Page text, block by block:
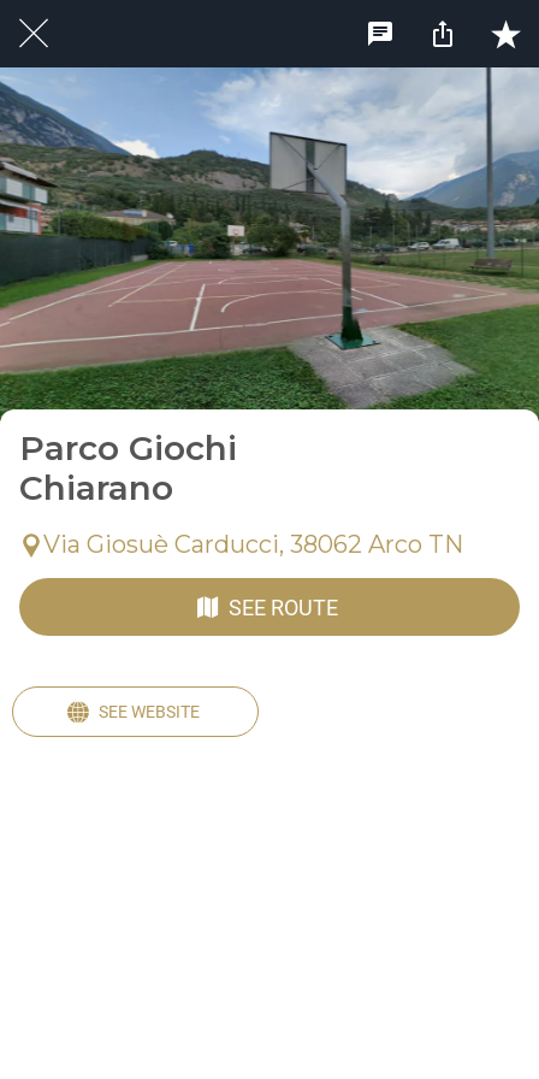
Parco Giochi
Chiarano
Via Giosuè Carducci, 38062 Arco TN
SEE ROUTE
SEE WEBSITE